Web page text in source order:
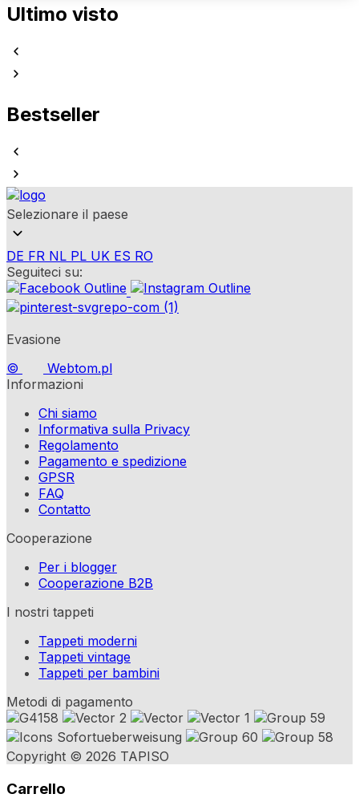
Ultimo visto
Bestseller
Selezionare il paese
DE FR NL PL UK ES RO
Seguiteci su:
Evasione
©
Webtom.pl
Informazioni
Chi siamo
Informativa sulla Privacy
Regolamento
Pagamento e spedizione
GPSR
FAQ
Contatto
Cooperazione
Per i blogger
Cooperazione B2B
I nostri tappeti
Tappeti moderni
Tappeti vintage
Tappeti per bambini
Metodi di pagamento
Copyright © 2026 TAPISO
Carrello